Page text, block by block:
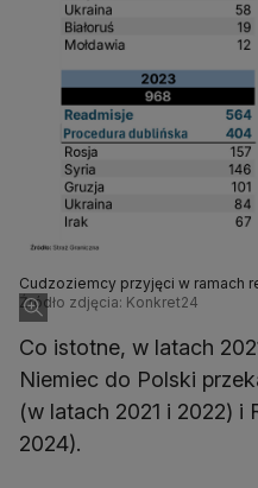
Cudzoziemcy przyjęci w ramach
III między 2021 a 2024 rokiem
Źródło zdjęcia: Konkret24
Co istotne, w latach
Niemiec do Polski
(w latach 2021 i 2022) i
2024).